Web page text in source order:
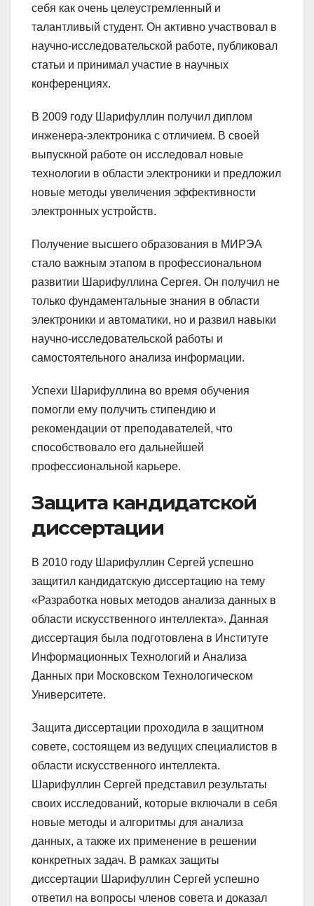
себя как очень целеустремленный и
талантливый студент. Он активно участвовал в
научно-исследовательской работе, публиковал
статьи и принимал участие в научных
конференциях.
В 2009 году Шарифуллин получил диплом
инженера-электроника с отличием. В своей
выпускной работе он исследовал новые
технологии в области электроники и предложил
новые методы увеличения эффективности
электронных устройств.
Получение высшего образования в МИРЭА
стало важным этапом в профессиональном
развитии Шарифуллина Сергея. Он получил не
только фундаментальные знания в области
электроники и автоматики, но и развил навыки
научно-исследовательской работы и
самостоятельного анализа информации.
Успехи Шарифуллина во время обучения
помогли ему получить стипендию и
рекомендации от преподавателей, что
способствовало его дальнейшей
профессиональной карьере.
Защита кандидатской
диссертации
В 2010 году Шарифуллин Сергей успешно
защитил кандидатскую диссертацию на тему
«Разработка новых методов анализа данных в
области искусственного интеллекта». Данная
диссертация была подготовлена в Институте
Информационных Технологий и Анализа
Данных при Московском Технологическом
Университете.
Защита диссертации проходила в защитном
совете, состоящем из ведущих специалистов в
области искусственного интеллекта.
Шарифуллин Сергей представил результаты
своих исследований, которые включали в себя
новые методы и алгоритмы для анализа
данных, а также их применение в решении
конкретных задач. В рамках защиты
диссертации Шарифуллин Сергей успешно
ответил на вопросы членов совета и доказал